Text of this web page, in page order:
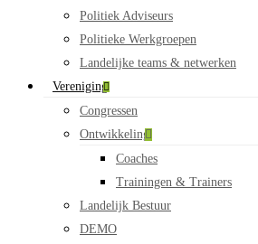
Politiek Adviseurs
Politieke Werkgroepen
Landelijke teams & netwerken
Vereniging
Congressen
Ontwikkeling
Coaches
Trainingen & Trainers
Landelijk Bestuur
DEMO